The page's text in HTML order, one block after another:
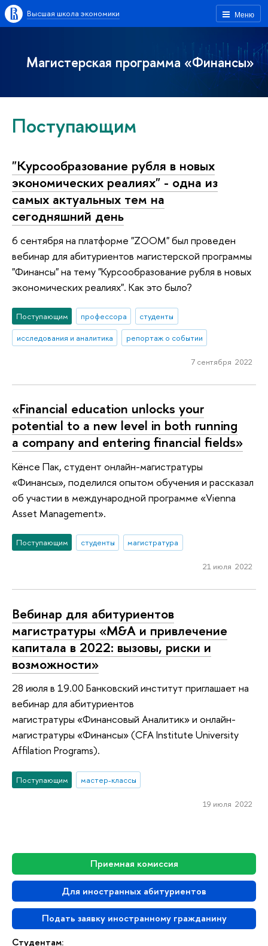
Меню
Высшая школа экономики
Магистерская программа «Финансы»
Приемная комиссия
Для иностранных абитуриентов
Подать заявку иностранному гражданину
Студентам:
Поступающим
"Курсообразование рубля в новых
экономических реалиях" - одна из
самых актуальных тем на
сегодняшний день
6 сентября на платформе "ZOOM" был проведен
вебинар для абитуриентов магистерской программы
"Финансы" на тему "Курсообразование рубля в новых
экономических реалиях". Как это было?
Поступающим профессора
студенты
исследования и аналитика
репортаж о событии
7 сентября 2022
«Financial education unlocks your
potential to a new level in both running
a company and entering financial fields»
Кёнсе Пак, студент онлайн-магистратуры
«Финансы», поделился опытом обучения и рассказал
об участии в международной программе «Vienna
Asset Management».
Поступающим студенты магистратура
21 июля 2022
Вебинар для абитуриентов
магистратуры «M&A и привлечение
капитала в 2022: вызовы, риски и
возможности»
28 июля в 19.00 Банковский институт приглашает на
вебинар для абитуриентов
магистратуры «Финансовый Аналитик» и онлайн-
магистратуры «Финансы» (CFA Institute University
Affilation Programs).
Поступающим мастер-классы
19 июля 2022